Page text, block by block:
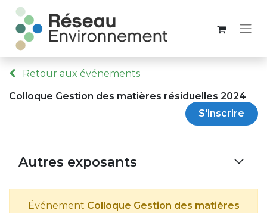
Retour aux événements
Colloque Gestion des matières résiduelles 2024
S'inscrire
Autres exposants
Événement Colloque Gestion des matières